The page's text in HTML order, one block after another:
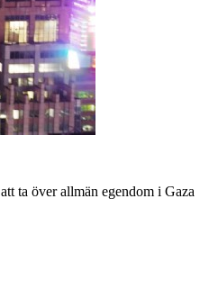
ta över allmän egendom i Gaza